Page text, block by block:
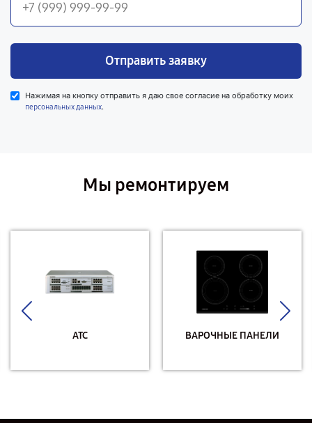
Отправить заявку
Нажимая на кнопку отправить я даю свое согласие на обработку моих
персональных данных.
Мы ремонтируем
АТС ВАРОЧНЫЕ ПАНЕЛИ